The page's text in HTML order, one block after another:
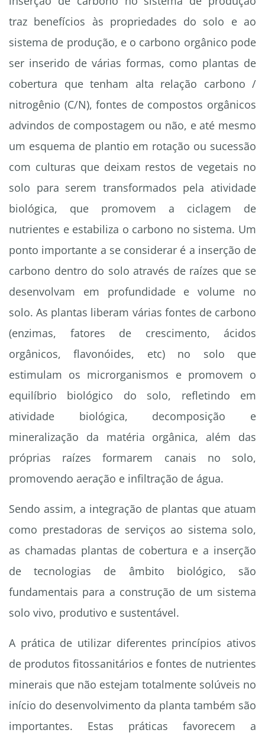
traz benefícios às propriedades do solo e ao
sistema de produção, e o carbono orgânico pode
ser inserido de várias formas, como plantas de
cobertura que tenham alta relação carbono /
nitrogênio (C/N), fontes de compostos orgânicos
advindos de compostagem ou não, e até mesmo
um esquema de plantio em rotação ou sucessão
com culturas que deixam restos de vegetais no
solo para serem transformados pela atividade
biológica, que promovem a ciclagem de
nutrientes e estabiliza o carbono no sistema. Um
ponto importante a se considerar é a inserção de
carbono dentro do solo através de raízes que se
desenvolvam em profundidade e volume no
solo. As plantas liberam várias fontes de carbono
(enzimas, fatores de crescimento, ácidos
orgânicos, flavonóides, etc) no solo que
estimulam os microrganismos e promovem o
equilíbrio biológico do solo, refletindo em
atividade biológica, decomposição e
mineralização da matéria orgânica, além das
próprias raízes formarem canais no solo,
promovendo aeração e infiltração de água.
Sendo assim, a integração de plantas que atuam
como prestadoras de serviços ao sistema solo,
as chamadas plantas de cobertura e a inserção
de tecnologias de âmbito biológico, são
fundamentais para a construção de um sistema
solo vivo, produtivo e sustentável.
A prática de utilizar diferentes princípios ativos
de produtos fitossanitários e fontes de nutrientes
minerais que não estejam totalmente solúveis no
início do desenvolvimento da planta também são
importantes. Estas práticas favorecem a